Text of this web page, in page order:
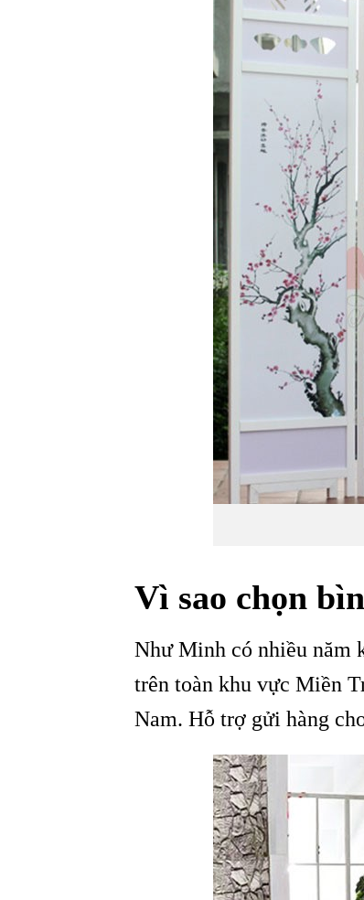
Vì sao chọn
Như Minh có nhiều năm
trên toàn khu vực Miền
Nam. Hỗ trợ gửi hàng